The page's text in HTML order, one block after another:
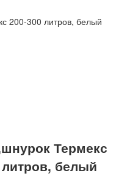
200-300 литров, белый
Термекс
литров, белый